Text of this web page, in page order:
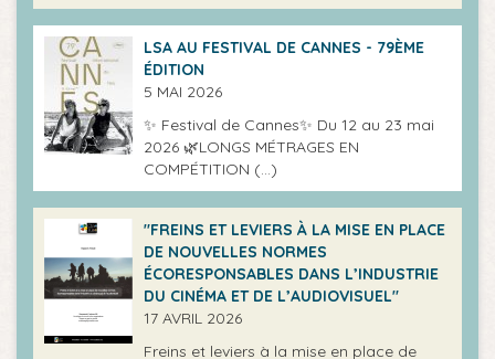
LSA AU FESTIVAL DE CANNES - 79ÈME
ÉDITION
5 MAI 2026
✨ Festival de Cannes✨ Du 12 au 23 mai
2026 🌿LONGS MÉTRAGES EN
COMPÉTITION (…)
"FREINS ET LEVIERS À LA MISE EN PLACE
DE NOUVELLES NORMES
ÉCORESPONSABLES DANS L’INDUSTRIE
DU CINÉMA ET DE L’AUDIOVISUEL"
17 AVRIL 2026
Freins et leviers à la mise en place de